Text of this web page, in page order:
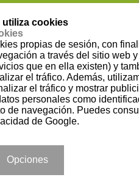
utiliza cookies
propias de sesión, con
a través del sitio web
que en ella existen) y
el tráfico. Además,
el tráfico y mostrar
personales como
de navegación. Puedes
de Google.
Opciones
Boecillo(1)
Cistérniga(3)
Laguna de Duero(7)
Medina del Campo
Santovenia de Pisuerga